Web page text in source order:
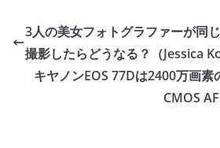
3人の美女フォトグラファーが同
撮影したらどうなる？（Jessica
キヤノンEOS 77Dは2400万画
CMOS